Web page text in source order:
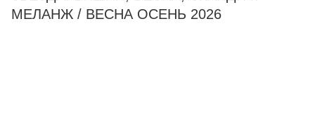
МЕЛАНЖ / ВЕСНА ОСЕНЬ 2026